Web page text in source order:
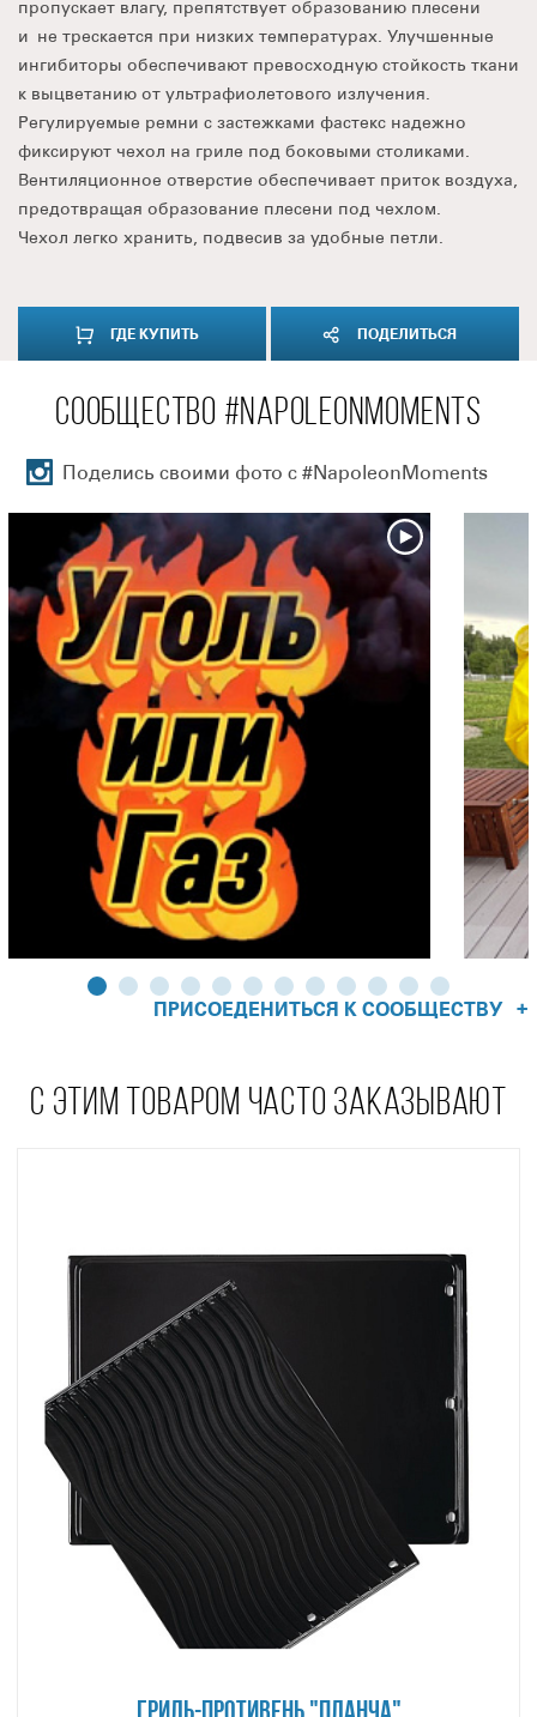
пропускает влагу, препятствует образованию плесени
и не трескается при низких температурах. Улучшенные
ингибиторы обеспечивают превосходную стойкость ткани
к выцветанию от ультрафиолетового излучения.
Регулируемые ремни с застежками фастекс надежно
фиксируют чехол на гриле под боковыми столиками.
Вентиляционное отверстие обеспечивает приток воздуха,
предотвращая образование плесени под чехлом.
Чехол легко хранить, подвесив за удобные петли.
ГДЕ КУПИТЬ ПОДЕЛИТЬСЯ
СООБЩЕСТВО #NAPOLEONMOMENTS
Поделись своими фото с #NapoleonMoments
ПРИСОЕДЕНИТЬСЯ К СООБЩЕСТВУ +
С ЭТИМ ТОВАРОМ ЧАСТО ЗАКАЗЫВАЮТ